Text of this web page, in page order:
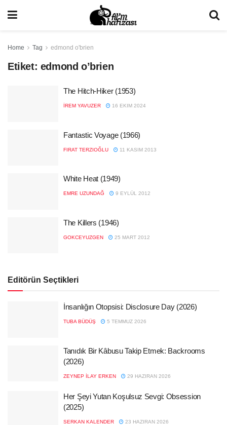
Home Tag edmond o'brien
Etiket: edmond o’brien
The Hitch-Hiker (1953)
İREM YAVUZER 16 EKIM 2024
Fantastic Voyage (1966)
FIRAT TERZIOĞLU 11 KASIM 2013
White Heat (1949)
EMRE UZUNDAĞ 9 EYLÜL 2012
The Killers (1946)
GOKCEYUZGEN 25 MART 2012
Editörün Seçtikleri
İnsanlığın Otopsisi: Disclosure Day (2026)
TUBA BÜDÜŞ 5 TEMMUZ 2026
Tanıdık Bir Kâbusu Takip Etmek: Backrooms
(2026)
ZEYNEP İLAY ERKEN 29 HAZIRAN 2026
Her Şeyi Yutan Koşulsuz Sevgi: Obsession
(2025)
SERKAN KALENDER 23 HAZIRAN 2026